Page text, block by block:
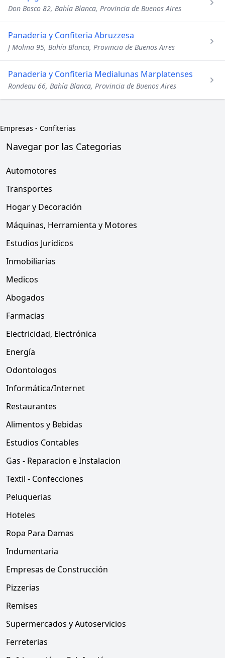
Don Bosco 82, Bahía Blanca, Provincia de Buenos Aires
Panaderia y Confiteria Abruzzesa
J Molina 95, Bahía Blanca, Provincia de Buenos Aires
Panaderia y Confiteria Medialunas Marplatenses
Rondeau 66, Bahía Blanca, Provincia de Buenos Aires
Empresas - Confiterias
Navegar por las Categorias
Automotores
Transportes
Hogar y Decoración
Máquinas, Herramienta y Motores
Estudios Juridicos
Inmobiliarias
Medicos
Abogados
Farmacias
Electricidad, Electrónica
Energía
Odontologos
Informática/Internet
Restaurantes
Alimentos y Bebidas
Estudios Contables
Gas - Reparacion e Instalacion
Textil - Confecciones
Peluquerias
Hoteles
Ropa Para Damas
Indumentaria
Empresas de Construcción
Pizzerias
Remises
Supermercados y Autoservicios
Ferreterias